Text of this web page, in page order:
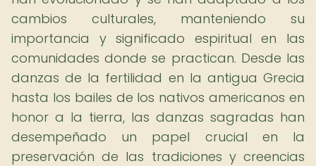
cambios culturales, manteniendo su
importancia y significado espiritual en las
comunidades donde se practican. Desde las
danzas de la fertilidad en la antigua Grecia
hasta los bailes de los nativos americanos en
honor a la tierra, las danzas sagradas han
desempeñado un papel crucial en la
preservación de las tradiciones y creencias